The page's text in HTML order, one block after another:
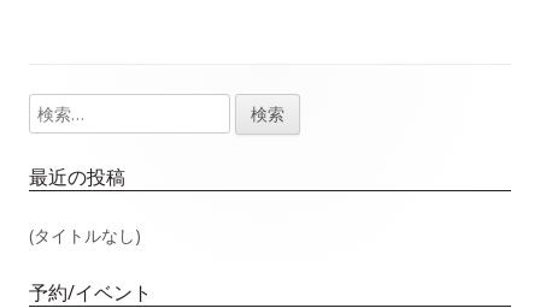
ビ
ゲ
ー
シ
メ
イ
ン
検
索:
最近の投稿
(タイトルなし)
予約/イベント